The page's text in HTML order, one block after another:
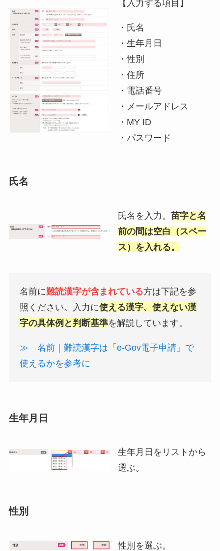
【入力する項目】
・氏名
・生年月日
・性別
・住所
・電話番号
・メールアドレス
・MY ID
・パスワード
氏名
氏名を入力。苗字と名
前の間は空白（スペー
ス）を入れる。
名前に難読漢字が含まれている方は下記を参
照ください。入力に使える漢字、使えない漢
字の具体例と判断基準を解説しています。
≫ 名前｜難読漢字は「e-Gov電子申請」で
使えるかを参考に
生年月日
生年月日をリストから
選ぶ。
性別
性別を選ぶ。